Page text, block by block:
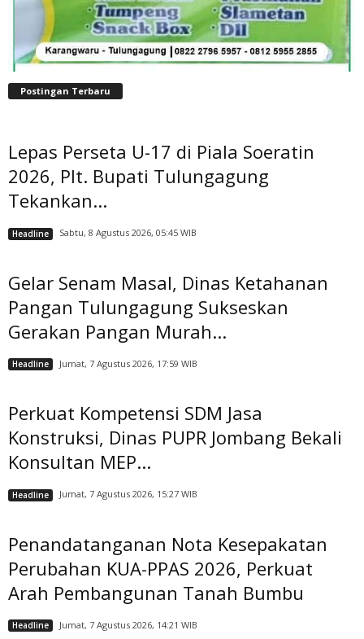
Postingan Terbaru
Lepas Perseta U-17 di Piala Soeratin
2026, Plt. Bupati Tulungagung
Tekankan...
Headline Sabtu, 8 Agustus 2026, 05:45 WIB
Gelar Senam Masal, Dinas Ketahanan
Pangan Tulungagung Sukseskan
Gerakan Pangan Murah...
Headline Jumat, 7 Agustus 2026, 17:59 WIB
Perkuat Kompetensi SDM Jasa
Konstruksi, Dinas PUPR Jombang Bekali
Konsultan MEP...
Headline Jumat, 7 Agustus 2026, 15:27 WIB
Penandatanganan Nota Kesepakatan
Perubahan KUA-PPAS 2026, Perkuat
Arah Pembangunan Tanah Bumbu
Headline Jumat, 7 Agustus 2026, 14:21 WIB